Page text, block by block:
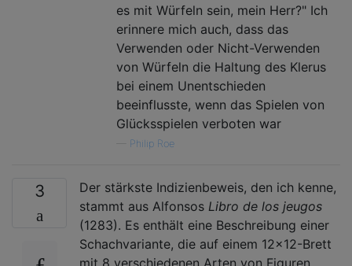
es mit Würfeln sein, mein Herr?" Ich
erinnere mich auch, dass das
Verwenden oder Nicht-Verwenden
von Würfeln die Haltung des Klerus
bei einem Unentschieden
beeinflusste, wenn das Spielen von
Glücksspielen verboten war
Philip Roe
3
Der stärkste Indizienbeweis, den ich kenne,
stammt aus Alfonsos Libro de los jeugos
(1283). Es enthält eine Beschreibung einer
Schachvariante, die auf einem 12x12-Brett
mit 8 verschiedenen Arten von Figuren